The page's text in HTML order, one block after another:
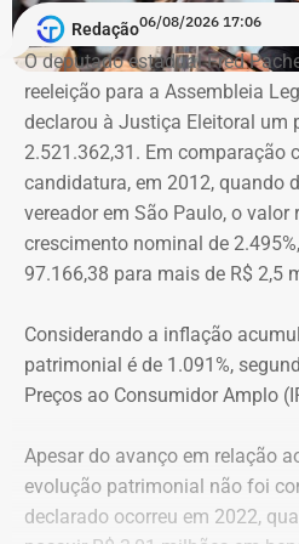
A atriz foi a primeira mulher a
“botão do pânico”, ferramenta
Polícia Militar do Rio. O objeto
tornozeleira eletrônica usada
aproximação, a central de
entra em contato com a vítima
Na declaração apresentada
eleição como suplente, Elton
veículos, um consórcio não
conta corrente, totalizando R$
Quatro anos depois, nas
a disputar uma vaga na
novamente ficou como
saltou para R$ 1.658.540,00.
mil, uma chácara de R$ 400
somavam R$ 647,3 mil e
empresas do ramo de
Em 2024, quando foi eleito
Iguaçu, Elton Cristo declarou R$
incluindo um sítio avaliado em
Redação06/08/2026 17:06
O deputado estadual Fred
reeleição para a Assembleia
declarou à Justiça Eleitoral um
2.521.362,31. Em comparação
candidatura, em 2012, quando
vereador em São Paulo, o valor
crescimento nominal de
97.166,38 para mais de R$ 2,5
Considerando a inflação
patrimonial é de 1.091%,
Preços ao Consumidor Amplo
Apesar do avanço em relação
evolução patrimonial não foi
declarado ocorreu em 2022,